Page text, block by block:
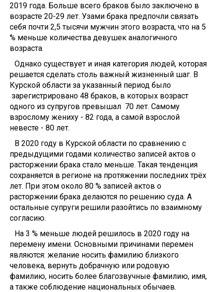
2019 года. Больше всего браков было заключено в
возрасте 20-29 лет. Узами брака предпочли связать
себя почти 2,5 тысячи мужчин этого возраста, что на 5
% меньше количества девушек аналогичного
возраста.
Однако существует и иная категория людей, которая
решается сделать столь важный жизненный шаг. В
Курской области за указанный период было
зарегистрировано 48 браков, в которых возраст
одного из супругов превышал 70 лет. Самому
взрослому жениху - 82 года, а самой взрослой
невесте - 80 лет.
В 2020 году в Курской области по сравнению с
предыдущими годами количество записей актов о
расторжении брака стало меньше. Такая тенденция
сохраняется в регионе на протяжении последних трёх
лет. При этом около 80 % записей актов о
расторжении брака делаются по решению суда. А
остальные супруги решили разойтись по взаимному
согласию.
На 3 % меньше людей решилось в 2020 году на
перемену имени. Основными причинами перемен
являются: желание носить фамилию близкого
человека, вернуть добрачную или родовую
фамилию, носить более благозвучные фамилию, имя,
а также соблюдение национальных обычаев.